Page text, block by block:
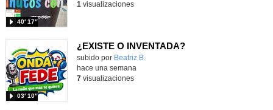
40′ 17″
1 visualizaciones
¿EXISTE O INVENTADA?
Contenido educativo.
subido por Beatriz B.
03′ 10″
hace una semana
7visualizaciones